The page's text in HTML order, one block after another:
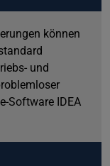
können
und
Software IDEA